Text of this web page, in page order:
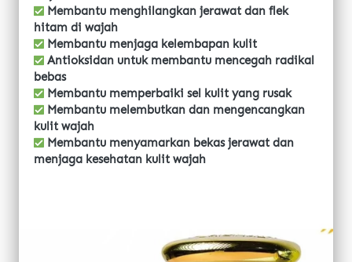
Membantu menghilangkan jerawat dan flek
hitam di wajah
Membantu menjaga kelembapan kulit
Antioksidan untuk membantu mencegah radikal
bebas
Membantu memperbaiki sel kulit yang rusak
Membantu melembutkan dan mengencangkan
kulit wajah
Membantu menyamarkan bekas jerawat dan
menjaga kesehatan kulit wajah